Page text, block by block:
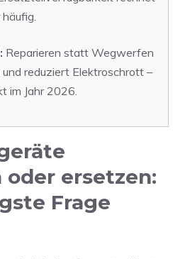
Reparieren statt Wegwerfen
reduziert Elektroschrott –
im Jahr 2026.
oder ersetzen:
Frage